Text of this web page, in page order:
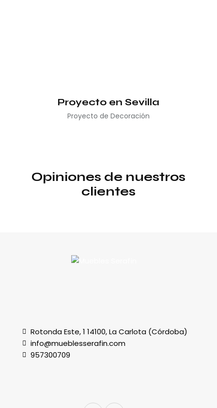
Proyecto en Sevilla
Proyecto de Decoración
Opiniones de nuestros
clientes
Rotonda Este, 1 14100, La Carlota (Córdoba)
info@mueblesserafin.com
957300709